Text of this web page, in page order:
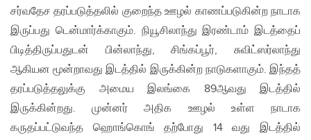
சர்வதேச தரப்படுத்தலில் குறைந்த ஊழல் காணப்படுகின்ற நாடாக
இருப்பது டென்மார்க்காகும். நியூசிலாந்து இரண்டாம் இடத்தைப்
பிடித்திருப்பதுடன் பின்லாந்து, சிங்கப்பூர், சுவிட்ஸர்லாந்து
ஆகியன மூன்றாவது இடத்தில் இருக்கின்ற நாடுகளாகும். இந்தத்
தரப்படுத்தலுக்கு அமைய இலங்கை 89ஆவது இடத்தில்
இருக்கின்றது. முன்னர் அதிக ஊழல் உள்ள நாடாக
கருதப்பட்டுவந்த ஹொங்கொங் தற்போது 14 வது இடத்தில்